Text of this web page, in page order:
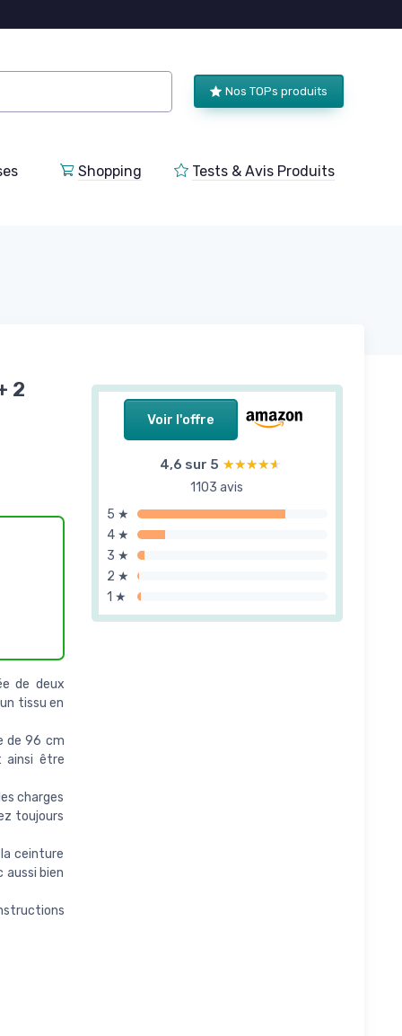
Nos TOPs produits
Shopping Tests & Avis Produits
Voir l'offre
4,6 sur 5 ★★★★★
★★★★★
1103 avis
5 ★
4 ★
3 ★
2 ★
1 ★
2
de deux
tissu en
de 96 cm
ainsi être
charges
toujours
ceinture
bien